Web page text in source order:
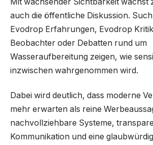
auch die öffentliche Diskussion.
Evodrop Erfahrungen, Evodrop
Beobachter oder Debatten rund um
Wasseraufbereitung zeigen, wie
inzwischen wahrgenommen wird.
Dabei wird deutlich, dass moderne
mehr erwarten als reine
nachvollziehbare Systeme,
Kommunikation und eine